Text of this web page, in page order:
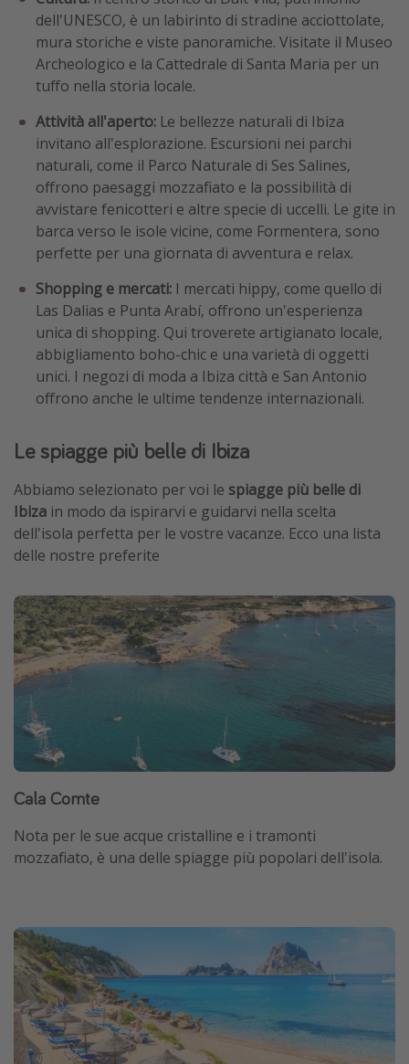
dell'UNESCO, è un labirinto di stradine acciottolate,
mura storiche e viste panoramiche. Visitate il Museo
Archeologico e la Cattedrale di Santa Maria per un
tuffo nella storia locale.
Attività all'aperto: Le bellezze naturali di Ibiza
invitano all'esplorazione. Escursioni nei parchi
naturali, come il Parco Naturale di Ses Salines,
offrono paesaggi mozzafiato e la possibilità di
avvistare fenicotteri e altre specie di uccelli. Le gite in
barca verso le isole vicine, come Formentera, sono
perfette per una giornata di avventura e relax.
Shopping e mercati: I mercati hippy, come quello di
Las Dalias e Punta Arabí, offrono un'esperienza
unica di shopping. Qui troverete artigianato locale,
abbigliamento boho-chic e una varietà di oggetti
unici. I negozi di moda a Ibiza città e San Antonio
offrono anche le ultime tendenze internazionali.
Le spiagge più belle di Ibiza
Abbiamo selezionato per voi le spiagge più belle di
Ibiza in modo da ispirarvi e guidarvi nella scelta
dell'isola perfetta per le vostre vacanze. Ecco una lista
delle nostre preferite
Cala Comte
Nota per le sue acque cristalline e i tramonti
mozzafiato, è una delle spiagge più popolari dell'isola.